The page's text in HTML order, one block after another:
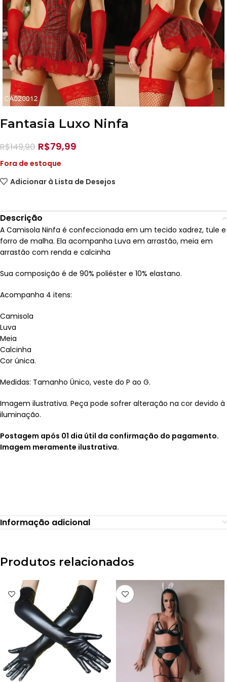
Fantasia Luxo Ninfa
R$149,90 R$79,99
Fora de estoque
Adicionar à Lista de Desejos
Descrição
A Camisola Ninfa é confeccionada em um tecido xadrez, tule e
forro de malha. Ela acompanha Luva em arrastão, meia em
arrastão com renda e calcinha
Sua composição é de 90% poliéster e 10% elastano.
Acompanha 4 itens:
Camisola
Luva
Meia
Calcinha
Cor única.
Medidas: Tamanho Único, veste do P ao G.
Imagem ilustrativa. Peça pode sofrer alteração na cor devido à
iluminação.
Postagem após 01 dia útil da confirmação do pagamento.
Imagem meramente ilustrativa.
Informação adicional
Produtos relacionados